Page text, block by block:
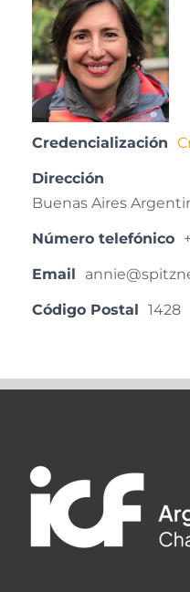
Credencialización
Dirección
Buenas Aires
Número telefónico
Email
Código Postal 1428